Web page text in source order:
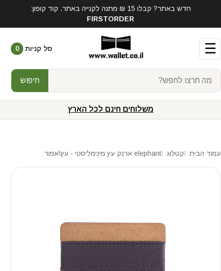
חדש באתר? קבלו 15 ₪ מתנה לקנייה באתר. קוד קופון:
FIRSTORDER
☰
חיפוש
סל קניות 0
משלוחים חינם לכל הארץ
עמוד הבית קטלוג elephant ארנק עץ מינימליסטי - עץ\אפור